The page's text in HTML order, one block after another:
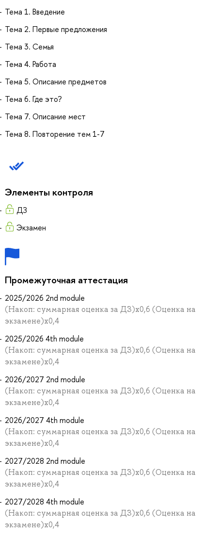
Тема 1. Введение
Тема 2. Первые предложения
Тема 3. Семья
Тема 4. Работа
Тема 5. Описание предметов
Тема 6. Где это?
Тема 7. Описание мест
Тема 8. Повторение тем 1-7
Элементы контроля
ДЗ
Экзамен
Промежуточная аттестация
2025/2026 2nd module
(Накоп: суммарная оценка за ДЗ)х0,6 (Оценка на
экзамене)х0,4
2025/2026 4th module
(Накоп: суммарная оценка за ДЗ)х0,6 (Оценка на
экзамене)х0,4
2026/2027 2nd module
(Накоп: суммарная оценка за ДЗ)х0,6 (Оценка на
экзамене)х0,4
2026/2027 4th module
(Накоп: суммарная оценка за ДЗ)х0,6 (Оценка на
экзамене)х0,4
2027/2028 2nd module
(Накоп: суммарная оценка за ДЗ)х0,6 (Оценка на
экзамене)х0,4
2027/2028 4th module
(Накоп: суммарная оценка за ДЗ)х0,6 (Оценка на
экзамене)х0,4